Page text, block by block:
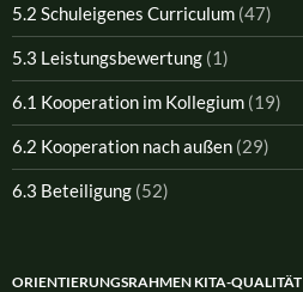
5.2 Schuleigenes Curriculum (47)
5.3 Leistungsbewertung (1)
6.1 Kooperation im Kollegium (19)
6.2 Kooperation nach außen (29)
6.3 Beteiligung (52)
ORIENTIERUNGSRAHMEN KITA-QUALITÄT